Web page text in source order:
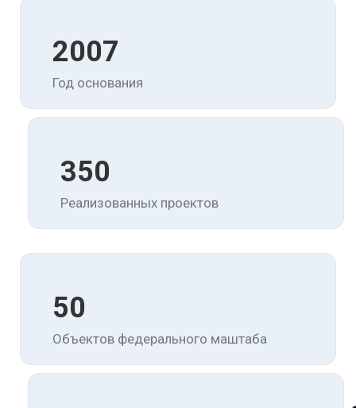
2007
Год основания
350
Реализованных проектов
50
Объектов федерального маштаба